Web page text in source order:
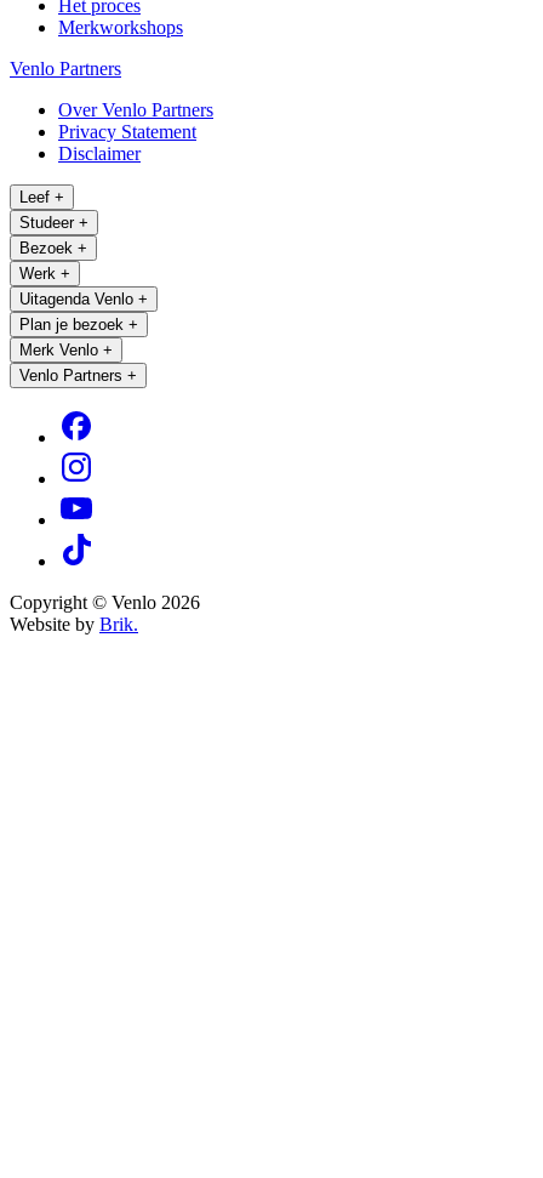
Het proces
Merkworkshops
Venlo Partners
Over Venlo Partners
Privacy Statement
Disclaimer
Leef +
Studeer +
Bezoek +
Werk +
Uitagenda Venlo +
Plan je bezoek +
Merk Venlo +
Venlo Partners +
Copyright © Venlo 2026
Website by Brik.